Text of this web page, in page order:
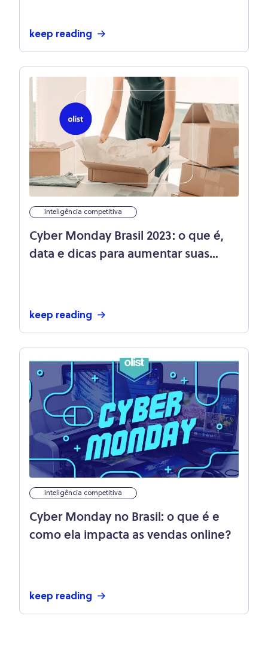
keep reading
inteligência competitiva
Cyber Monday Brasil 2023: o que é,
data e dicas para aumentar suas
keep reading
inteligência competitiva
Cyber Monday no Brasil: o que é e
como ela impacta as vendas online?
keep reading